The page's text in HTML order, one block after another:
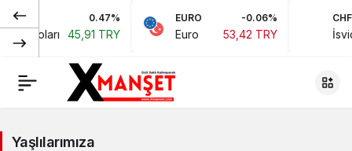
0.47%
Doları 45,91 TRY
EURO -0.06%
Euro 53,42 TRY
CHF
Yaşlılarımıza